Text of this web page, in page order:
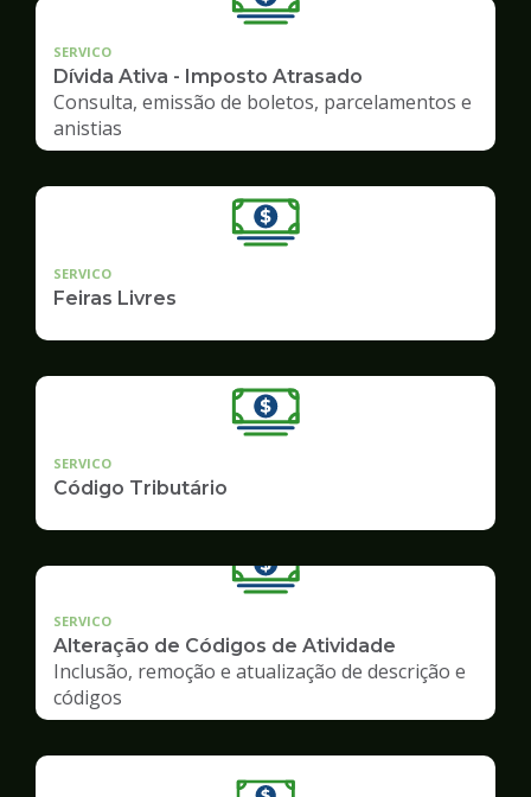
SERVICO
Dívida Ativa - Imposto Atrasado
Consulta, emissão de boletos, parcelamentos e
anistias
SERVICO
Feiras Livres
SERVICO
Código Tributário
SERVICO
Alteração de Códigos de Atividade
Inclusão, remoção e atualização de descrição e
códigos